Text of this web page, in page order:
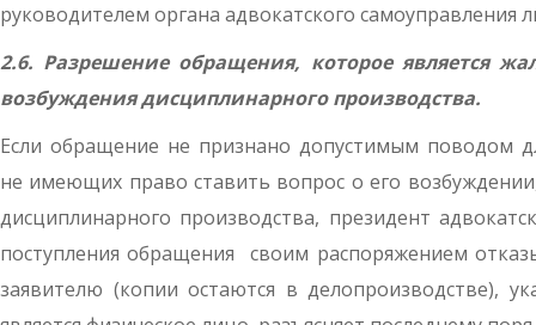
руководителем органа адвокатского
2.6. Разрешение обращения, которое является
возбуждения дисциплинарного производства.
Если обращение не признано допустимым поводом
не имеющих право ставить вопрос о его
дисциплинарного производства, президент
поступления обращения своим распоряжением
заявителю (копии остаются в делопроизводстве),